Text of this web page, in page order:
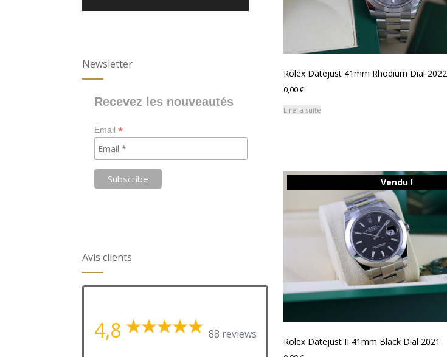
Rolex Datejust 41mm Rhodium Dial 2022
0,00€
Lire la suite
Vendu !
Rolex Datejust II 41mm Black Dial 2021
Newsletter
Recevez les nouveautés
Email*
Avis clients
4,8 88 reviews